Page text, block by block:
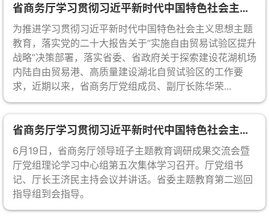
省商务厅学习贯彻习近平新时代中国特色社会主义思想主题教育简报第18期
为推进学习贯彻习近平新时代中国特色社会主义思想主题
教育，落实党的二十大报告关于“实施自由贸易试验区提升
战略”决策部署，落实省委、省政府关于探索建设花湖机场
内陆自由贸易港、高质量建设湖北自贸试验区的工作要
求，近期以来，省商务厅党组成员、副厅长陈华荣...
省商务厅学习贯彻习近平新时代中国特色社会主义思想主题教育简报第17期
6月19日，省商务厅领导班子主题教育调研成果交流会暨
厅党组理论学习中心组第五次集体学习召开。厅党组书
记、厅长王济民主持会议并讲话。省委主题教育第二巡回
指导组到会指导。